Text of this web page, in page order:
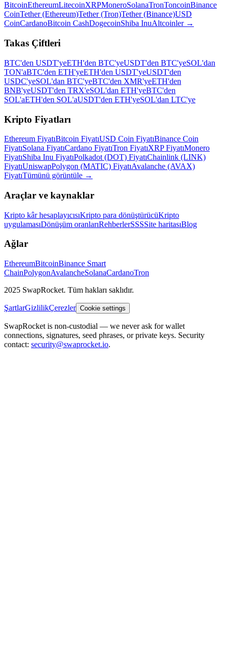
BitcoinEthereumLitecoinXRPMoneroSolanaTronToncoinBinance
CoinTether (Ethereum)Tether (Tron)Tether (Binance)USD
CoinCardanoBitcoin CashDogecoinShiba InuAltcoinler→
Takas Çiftleri
BTC'den USDT'yeETH'den BTC'yeUSDT'den BTC'yeSOL'dan
TON'aBTC'den ETH'yeETH'den USDT'yeUSDT'den
USDC'yeSOL'dan BTC'yeBTC'den XMR'yeETH'den
BNB'yeUSDT'den TRX'eSOL'dan ETH'yeBTC'den
SOL'aETH'den SOL'aUSDT'den ETH'yeSOL'dan LTC'ye
Kripto Fiyatları
Ethereum FiyatıBitcoin FiyatıUSD Coin FiyatıBinance Coin
FiyatıSolana FiyatıCardano FiyatıTron FiyatıXRP FiyatıMonero
FiyatıShiba Inu FiyatıPolkadot (DOT) FiyatıChainlink (LINK)
FiyatıUniswapPolygon (MATIC) FiyatıAvalanche (AVAX)
FiyatıTümünü görüntüle →
Araçlar ve kaynaklar
Kripto kâr hesaplayıcısıKripto para dönüştürücüKripto
uygulamasıDönüşüm oranlarıRehberlerSSSSite haritasıBlog
Ağlar
EthereumBitcoinBinance Smart
ChainPolygonAvalancheSolanaCardanoTron
2025 SwapRocket. Tüm hakları saklıdır.
ŞartlarGizlilikÇerezler Cookie settings
SwapRocket is non-custodial — we never ask for wallet
connections, signatures, seed phrases, or private keys. Security
contact: security@swaprocket.io.